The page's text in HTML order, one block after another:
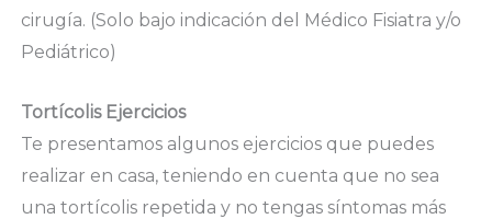
cirugía. (Solo bajo indicación del Médico Fisiatra y/o
Pediátrico)
Tortícolis Ejercicios
Te presentamos algunos ejercicios que puedes
realizar en casa, teniendo en cuenta que no sea
una tortícolis repetida y no tengas síntomas más